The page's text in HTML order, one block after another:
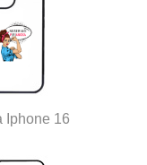
Iphone 16